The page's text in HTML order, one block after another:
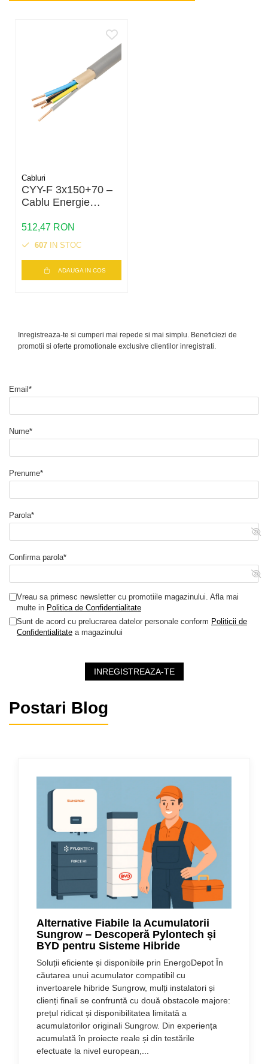
Cabluri
CYY-F 3x150+70 –
Cablu Energie
3×150 mm² + 70
mm² N/PE | Izolație
512,47 RON
607 IN STOC
ADAUGA IN COS
Inregistreaza-te si cumperi mai repede si mai simplu. Beneficiezi de
promotii si oferte promotionale exclusive clientilor inregistrati.
Email*
Nume*
Prenume*
Parola*
Confirma parola*
Vreau sa primesc newsletter cu promotiile magazinului. Afla mai
multe in Politica de Confidentialitate
Sunt de acord cu prelucrarea datelor personale conform Politicii de
Confidentialitate a magazinului
INREGISTREAZA-TE
Postari Blog
Alternative Fiabile la Acumulatorii
Sungrow – Descoperă Pylontech și
BYD pentru Sisteme Hibride
Soluții eficiente și disponibile prin EnergoDepot În
căutarea unui acumulator compatibil cu
invertoarele hibride Sungrow, mulți instalatori și
clienți finali se confruntă cu două obstacole majore:
prețul ridicat și disponibilitatea limitată a
acumulatorilor originali Sungrow. Din experiența
acumulată în proiecte reale și din testările
efectuate la nivel european,...